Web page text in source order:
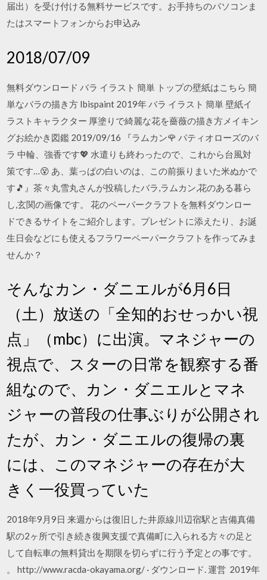
届出）を受け付ける無料サービスです。お手持ちのパソコンま
たはスマートフォンからお申込み
2018/07/09
無料ダウンロード バラ イラスト 簡単 トップの壁紙はこちら 簡
単なバラの描き方 Ibispaint 2019年 バラ イラスト 簡単 壁紙イ
ラストキャラクター 厚塗りで綺麗な花を薔薇の描き方メイキン
グお絵かき図鑑 2019/09/16 『ラムカン🌹 パティオローズのバ
ラ 中輪、強香です💖 水遣りも終わったので、これから台風対
策です…😵 あ、葉っぱの白いのは、この前振りまいた米ぬかで
す🎵』茶々丸雪丸さんが投稿したバラ,ラムカン,花のある暮ら
し,玄関の画像です。 花のペーパークラフトを無料ダウンロー
ドできるサイトをご紹介します。プレゼントに添えたり、お誕
生日会などにも使えるフラワーペーパークラフトを作ってみま
せんか？
そんなカン・ダニエルが6月6日
（土）放送の「全知的おせっかい視
点」（mbc）に出演。マネジャーの
視点で、スターの日常を観察する番
組なので、カン・ダニエルとマネ
ジャーの普段の仕事ぶりが公開され
たが、カン・ダニエルの復帰の裏
には、このマネジャーの存在が大
きく一役買っていた
2018年9月9日 来週からは復旧した井原線川辺宿駅と吉備真備
駅の2ヶ所で引き続き復興支援で真備町に入られる方々の足と
して自転車の無料貸出を期限を切らずに行う予定との事です。
。 http://www.racda-okayama.org/ · ダウンロード. 運営 2019年